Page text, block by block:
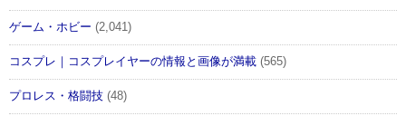
ゲーム・ホビー (2,041)
コスプレ｜コスプレイヤーの情報と画像が満載 (565)
プロレス・格闘技 (48)